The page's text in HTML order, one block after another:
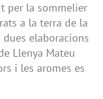
per la sommelier
a la terra de la
elaboracions
Llenya Mateu
i les aromes es